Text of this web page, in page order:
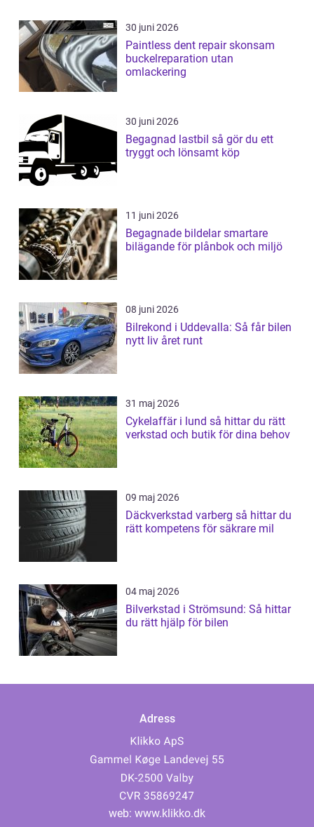
30 juni 2026
Paintless dent repair skonsam
buckelreparation utan
omlackering
30 juni 2026
Begagnad lastbil så gör du ett
tryggt och lönsamt köp
11 juni 2026
Begagnade bildelar smartare
bilägande för plånbok och miljö
08 juni 2026
Bilrekond i Uddevalla: Så får bilen
nytt liv året runt
31 maj 2026
Cykelaffär i lund så hittar du rätt
verkstad och butik för dina behov
09 maj 2026
Däckverkstad varberg så hittar du
rätt kompetens för säkrare mil
04 maj 2026
Bilverkstad i Strömsund: Så hittar
du rätt hjälp för bilen
Adress
web: www.klikko.dk